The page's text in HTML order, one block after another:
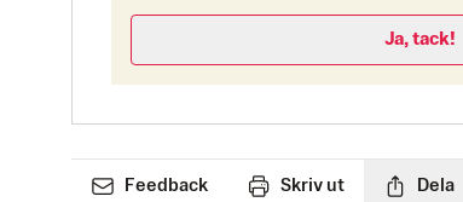
Ja, tack!
Feedback Skriv ut Dela